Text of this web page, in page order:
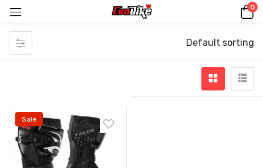
0
Default sorting
Sale